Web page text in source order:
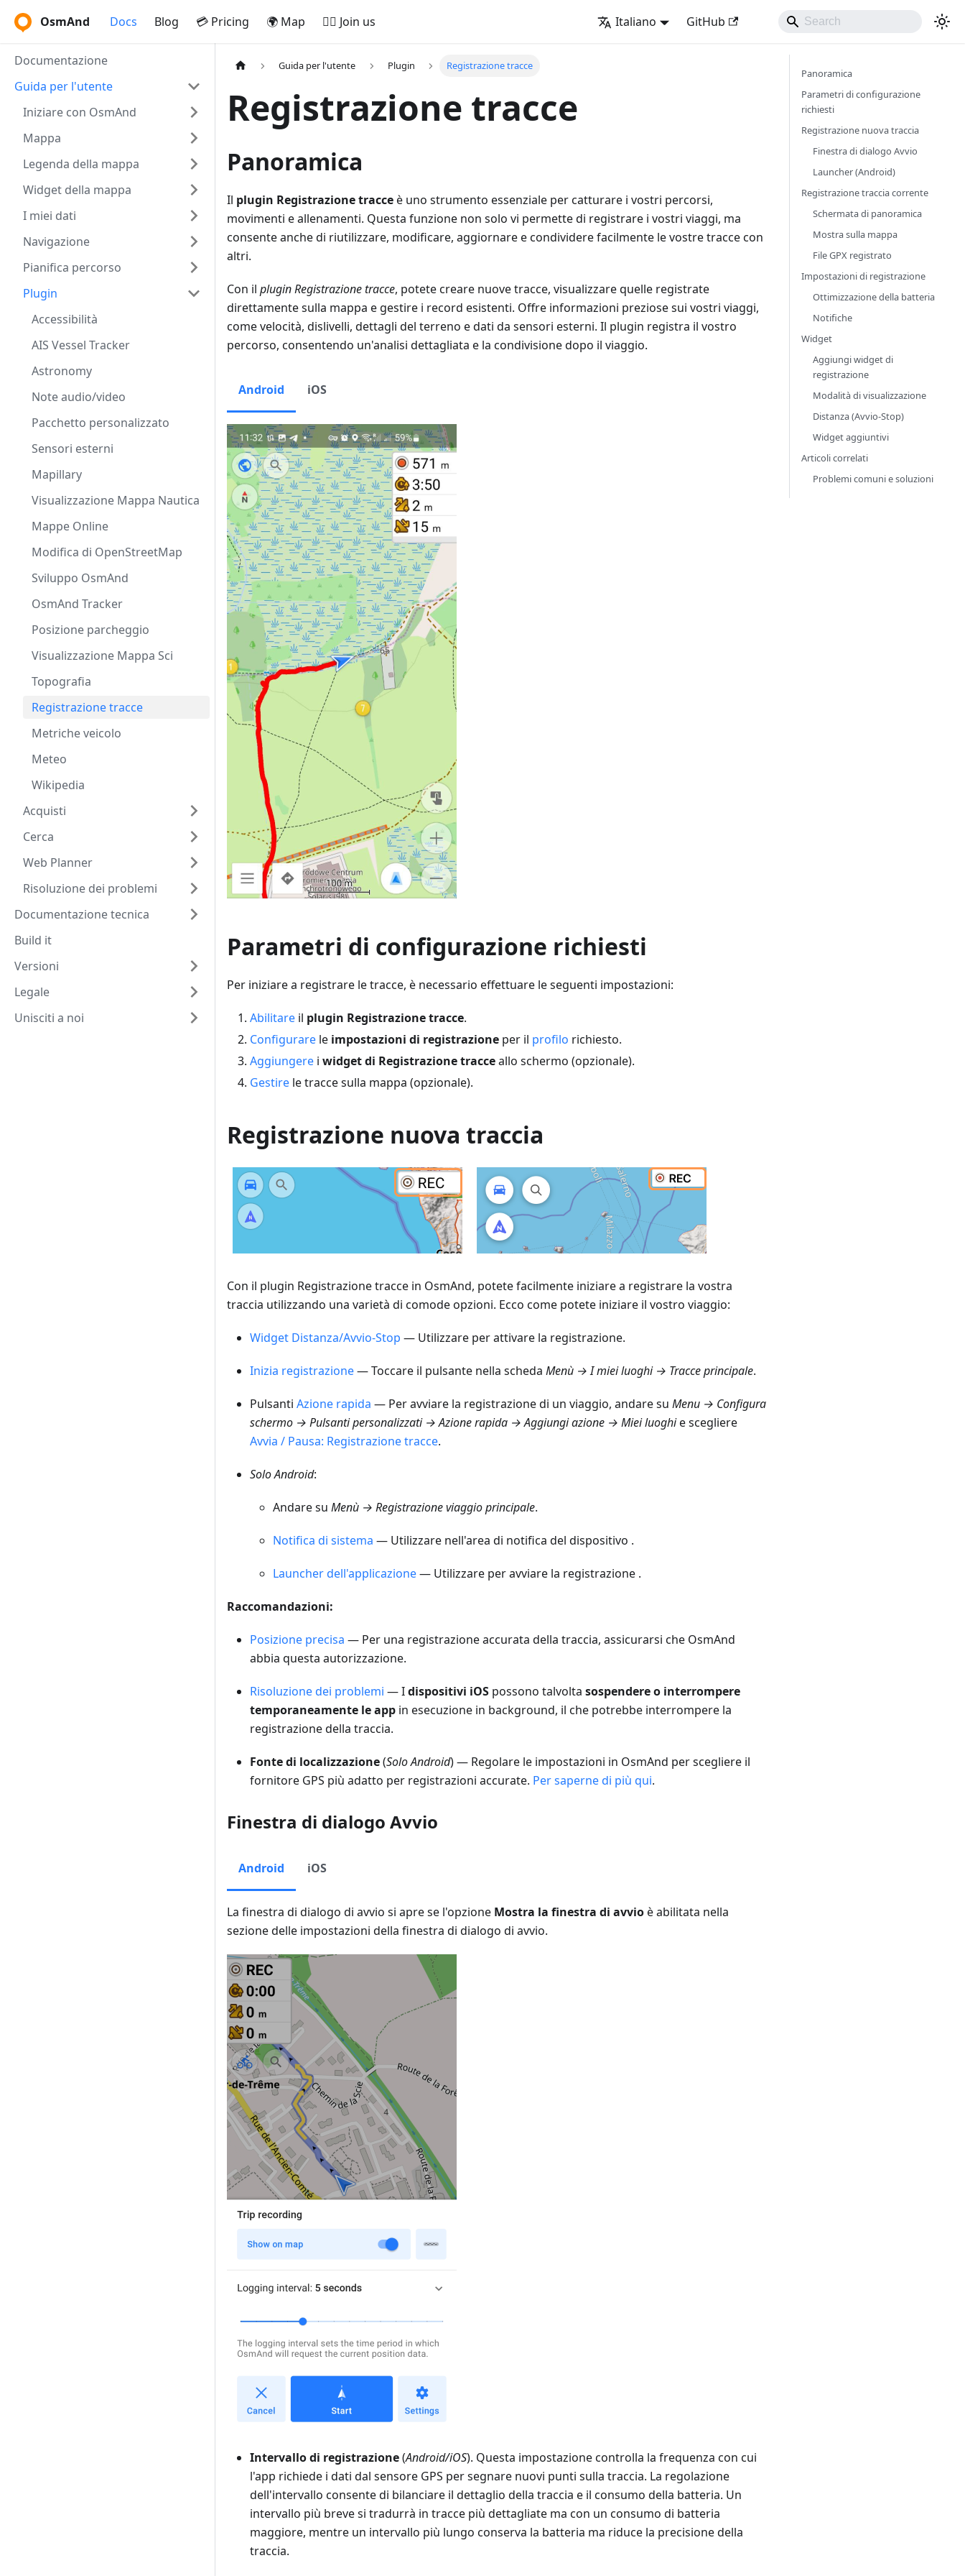
OsmAnd Docs Blog 💳 Pricing 🌍 Map 🚵‍♂️ Join us Italiano GitHub
Documentazione
Guida per l'utente
Iniziare con OsmAnd
Mappa
Legenda della mappa
Widget della mappa
I miei dati
Navigazione
Pianifica percorso
Plugin
Accessibilità
AIS Vessel Tracker
Astronomy
Note audio/video
Pacchetto personalizzato
Sensori esterni
Mapillary
Visualizzazione Mappa Nautica
Mappe Online
Modifica di OpenStreetMap
Sviluppo OsmAnd
OsmAnd Tracker
Posizione parcheggio
Visualizzazione Mappa Sci
Topografia
Registrazione tracce
Metriche veicolo
Meteo
Wikipedia
Acquisti
Cerca
Web Planner
Risoluzione dei problemi
Documentazione tecnica
Build it
Versioni
Legale
Unisciti a noi
Guida per l'utente Plugin Registrazione tracce
Registrazione tracce
Panoramica
Il plugin Registrazione tracceè uno strumento essenziale per catturare i vostri percorsi,
movimenti e allenamenti. Questa funzione non solo vi permette di registrare i vostri viaggi, ma
consente anche di riutilizzare, modificare, aggiornare e condividere facilmente le vostre tracce con
altri.
Con il plugin Registrazione tracce, potete creare nuove tracce, visualizzare quelle registrate
direttamente sulla mappa e gestire i record esistenti. Offre informazioni preziose sui vostri viaggi,
come velocità, dislivelli, dettagli del terreno e dati da sensori esterni. Il plugin registra il vostro
percorso, consentendo un'analisi dettagliata e la condivisione dopo il viaggio.
Android iOS
Parametri di configurazione richiesti
Per iniziare a registrare le tracce, è necessario effettuare le seguenti impostazioni:
Abilitare il plugin Registrazione tracce.
Configurare le impostazioni di registrazione per il profilo richiesto.
Aggiungere i widget di Registrazione tracceallo schermo (opzionale).
Gestire le tracce sulla mappa (opzionale).
Registrazione nuova traccia
Con il plugin Registrazione tracce in OsmAnd, potete facilmente iniziare a registrare la vostra
traccia utilizzando una varietà di comode opzioni. Ecco come potete iniziare il vostro viaggio:
Widget Distanza/Avvio-Stop — Utilizzare per attivare la registrazione.
Inizia registrazione— Toccare il pulsante nella scheda Menù → I miei luoghi → Tracceprincipale.
Pulsanti Azione rapida — Per avviare la registrazione di un viaggio, andare su Menu → Configura
schermo → Pulsanti personalizzati → Azione rapida → Aggiungi azione → Miei luoghie scegliere
Avvia / Pausa: Registrazione tracce.
Solo Android:
Andare su Menù → Registrazione viaggioprincipale.
Notifica di sistema — Utilizzare nell'area di notifica del dispositivo .
Launcher dell'applicazione— Utilizzare per avviare la registrazione .
Raccomandazioni:
Posizione precisa — Per una registrazione accurata della traccia, assicurarsi che OsmAnd
abbia questa autorizzazione.
Risoluzione dei problemi — Idispositivi iOS possono talvolta sospendere o interrompere
temporaneamente le app in esecuzione in background, il che potrebbe interrompere la
registrazione della traccia.
Fonte di localizzazione(Solo Android) — Regolare le impostazioni in OsmAnd per scegliere il
fornitore GPS più adatto per registrazioni accurate. Per saperne di più qui.
Finestra di dialogo Avvio
Android iOS
La finestra di dialogo di avvio si apre se l'opzione Mostra la finestra di avvioè abilitata nella
sezione delle impostazioni della finestra di dialogo di avvio.
Intervallo di registrazione(Android/iOS). Questa impostazione controlla la frequenza con cui
l'app richiede i dati dal sensore GPS per segnare nuovi punti sulla traccia. La regolazione
dell'intervallo consente di bilanciare il dettaglio della traccia e il consumo della batteria. Un
intervallo più breve si tradurrà in tracce più dettagliate ma con un consumo di batteria
maggiore, mentre un intervallo più lungo conserva la batteria ma riduce la precisione della
traccia.
Panoramica
Parametri di configurazione
richiesti
Registrazione nuova traccia
Finestra di dialogo Avvio
Launcher (Android)
Registrazione traccia corrente
Schermata di panoramica
Mostra sulla mappa
File GPX registrato
Impostazioni di registrazione
Ottimizzazione della batteria
Notifiche
Widget
Aggiungi widget di
registrazione
Modalità di visualizzazione
Distanza (Avvio-Stop)
Widget aggiuntivi
Articoli correlati
Problemi comuni e soluzioni